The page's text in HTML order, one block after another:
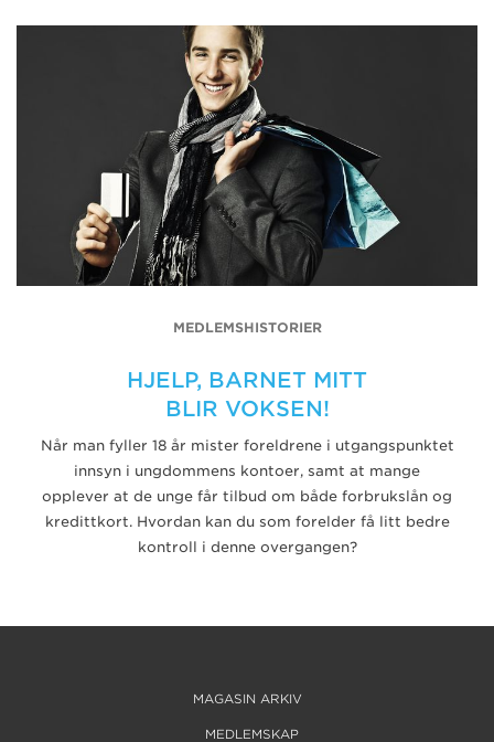
MEDLEMSHISTORIER
HJELP, BARNET MITT
BLIR VOKSEN!
Når man fyller 18 år mister foreldrene i utgangspunktet
innsyn i ungdommens kontoer, samt at mange
opplever at de unge får tilbud om både forbrukslån og
kredittkort. Hvordan kan du som forelder få litt bedre
kontroll i denne overgangen?
MAGASIN ARKIV
MEDLEMSKAP